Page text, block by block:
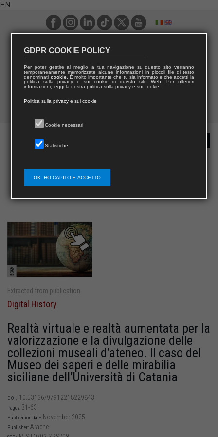
EN
Extracted from publication
Digital History
Realtà virtuale e realtà aumentata per la
valorizzazione e la divulgazione delle
collezioni museali d’ateneo. Il caso del
Museo dei saperi e delle mirabilia
siciliane dell’Università di Catania
DOI: 10.53136/97912218229843
Pages: 31-63
Publication date: November 2025
Publisher: Aracne
GDPR COOKIE POLICY
Per poter gestire al meglio la tua navigazione su questo sito verranno
temporaneamente memorizzate alcune informazioni in piccoli file di testo
denominati cookie. È molto importante che tu sia informato e che accetti la
politica sulla privacy e sui cookie di questo sito Web. Per ulteriori
informazioni, leggi la nostra politica sulla privacy e sui cookie.
Politica sulla privacy e sui cookie
Cookie necessari
Statistiche
OK, HO CAPITO E ACCETTO